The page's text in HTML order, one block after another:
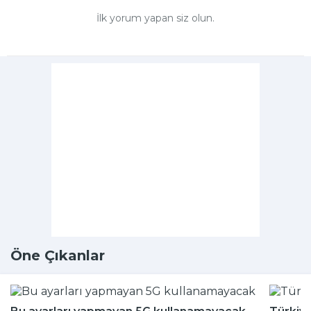
İlk yorum yapan siz olun.
Öne Çıkanlar